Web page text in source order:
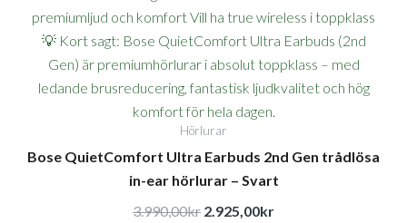
Hörlurar
Bose QuietComfort Ultra Earbuds 2nd Gen trådlösa
in-ear hörlurar – Svart
3.990,00kr 2.925,00kr